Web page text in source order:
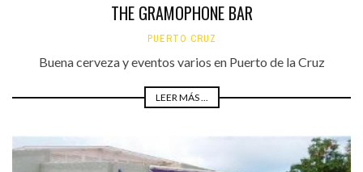
THE GRAMOPHONE BAR
PUERTO CRUZ
Buena cerveza y eventos varios en Puerto de la Cruz
LEER MÁS ...